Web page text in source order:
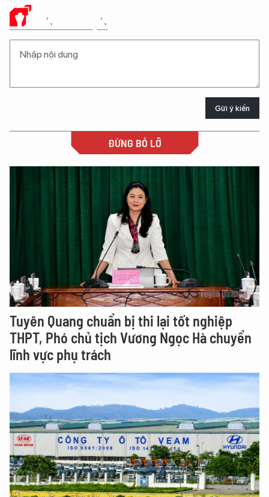
Ý KIẾN CỦA BẠN
Gửi ý kiến
ĐỪNG BỎ LỠ
Tuyên Quang chuẩn bị thi lại tốt nghiệp
THPT, Phó chủ tịch Vương Ngọc Hà chuyển
lĩnh vực phụ trách